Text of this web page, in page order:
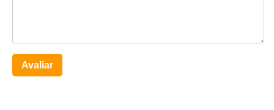
Avaliar